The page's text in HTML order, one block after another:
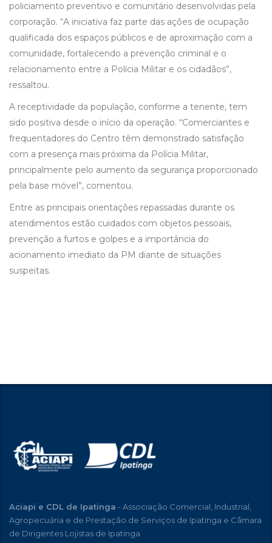
policiamento preventivo e comunitário desenvolvidas pela
corporação. “A iniciativa faz parte das ações de ocupação
qualificada dos espaços públicos e de aproximação com a
comunidade, fortalecendo a prevenção criminal e o
relacionamento entre a Polícia Militar e os cidadãos”,
ressaltou.
A receptividade da população, conforme a tenente, tem
sido positiva desde o início da operação. “Comerciantes e
frequentadores do Centro têm demonstrado satisfação
com a presença mais próxima da Polícia Militar,
principalmente pelo aumento da segurança proporcionado
pela base móvel”, comentou.
Entre as principais orientações repassadas durante os
atendimentos estão cuidados com objetos pessoais,
prevenção a furtos e golpes e a importância do
acionamento imediato da PM diante de situações
suspeitas.
Aciapi e CDL de Ipatinga - Associação Comercial, Industrial,
Agropecuária e de Prestação de Serviços de Ipatinga e Câmara
de Dirigentes Lojistas de Ipatinga